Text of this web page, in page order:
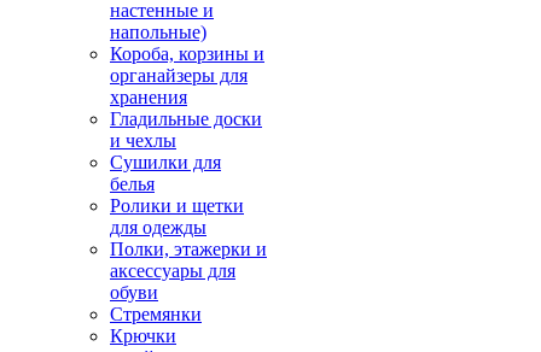
настенные и
напольные)
Короба, корзины и
органайзеры для
хранения
Гладильные доски
и чехлы
Сушилки для
белья
Ролики и щетки
для одежды
Полки, этажерки и
аксессуары для
обуви
Стремянки
Крючки